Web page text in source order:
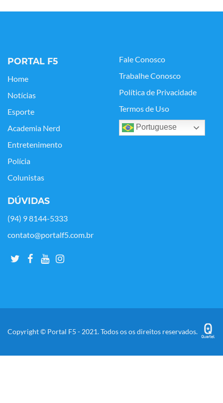
PORTAL F5
Home
Notícias
Esporte
Academia Nerd
Entretenimento
Polícia
Colunistas
Fale Conosco
Trabalhe Conosco
Política de Privacidade
Termos de Uso
Portuguese
DÚVIDAS
(94) 9 8144-5333
contato@portalf5.com.br
Copyright © Portal F5 - 2021. Todos os os direitos reservados.